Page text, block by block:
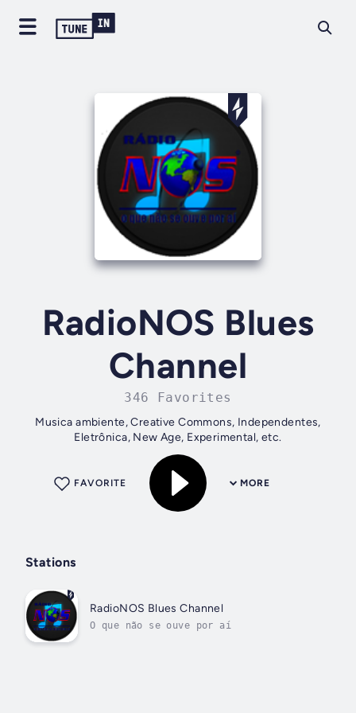
RadioNOS Blues
Channel
346 Favorites
Musica ambiente, Creative Commons, Independentes,
Eletrônica, New Age, Experimental, etc.
MORE
FAVORITE
Stations
RadioNOS Blues Channel
O que não se ouve por aí